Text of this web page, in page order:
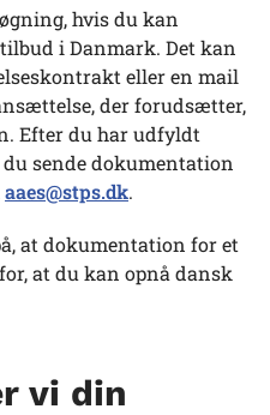
hvis du kan
i Danmark. Det kan
eller en mail
der forudsætter,
Efter du har udfyldt
sende dokumentation
aaes@stps.dk.
at dokumentation for et
at du kan opnå dansk
vi din